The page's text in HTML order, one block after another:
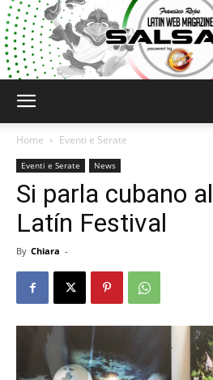
Home Eventi e Serate
Eventi e Serate News
Si parla cubano
Latín Festival
By Chiara -